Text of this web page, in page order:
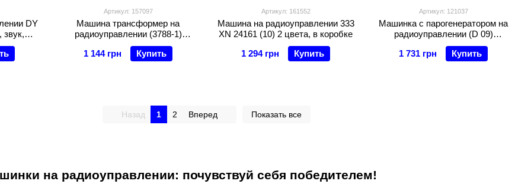
на радиоуправлении: почувствуй себя победителем!
DY
звук,
ак.
USB-
Артикул: 157097
Машина трансформер на
радиоуправлении (3788-1)
управление браслет и пульт,
музыка, свет
1 144 грн Купить
Артикул: 161552
Машина на радиоуправлении 333
XN 24161 (10) 2 цвета, в коробке
1 294 грн
Купить
Артикул: 121037
Машинка с парогенератором на
радиоуправлении (D 09)
управление пульт и сенсорный
браслет, звук, свет, аккумулятор
1 731 грн Купить
Назад 1 2 Вперед Показать все